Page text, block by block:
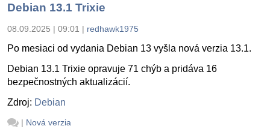
Debian 13.1 Trixie
08.09.2025 | 09:01 | redhawk1975
Po mesiaci od vydania Debian 13 vyšla nová verzia 13.1.
Debian 13.1 Trixie opravuje 71 chýb a pridáva 16
bezpečnostných aktualizácií.
Zdroj: Debian
| Nová verzia